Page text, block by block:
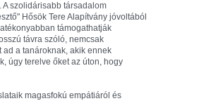
szolidárisabb társadalom
Hősök Tere Alapítvány jóvoltából
támogathatják
távra szóló, nemcsak
a tanároknak, akik ennek
úgy terelve őket az úton, hogy
magasfokú empátiáról és